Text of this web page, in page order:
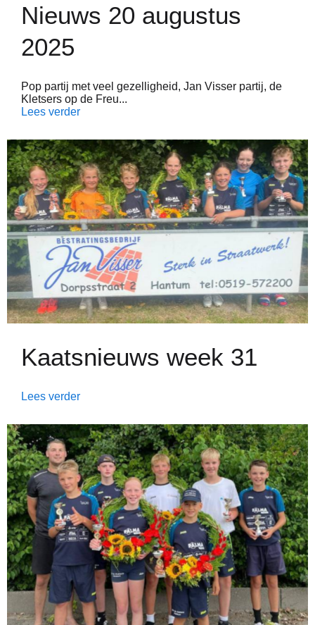
Nieuws 20 augustus
2025
Pop partij met veel gezelligheid, Jan Visser partij, de
Kletsers op de Freu...
Lees verder
Kaatsnieuws week 31
Lees verder